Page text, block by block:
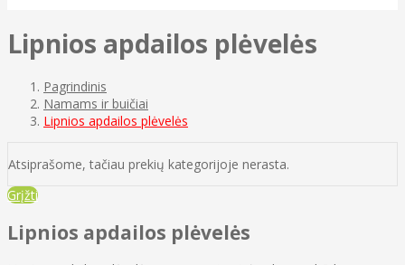
Lipnios apdailos plėvelės
Pagrindinis
Namams ir buičiai
Lipnios apdailos plėvelės
Atsiprašome, tačiau prekių kategorijoje nerasta.
Grįžti
Lipnios apdailos plėvelės